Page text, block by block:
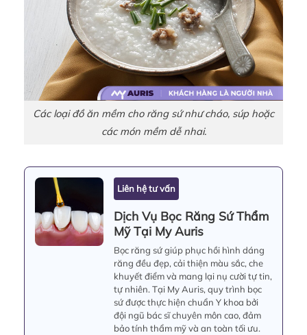
Các loại đồ ăn mềm cho răng sứ như cháo, súp hoặc
các món mềm dễ nhai.
Liên hệ tư vấn
Dịch Vụ Bọc Răng Sứ Thẩm
Mỹ Tại My Auris
Bọc răng sứ giúp phục hồi hình dáng
răng đều đẹp, cải thiện màu sắc, che
khuyết điểm và mang lại nụ cười tự tin,
tự nhiên. Tại My Auris, quy trình bọc
sứ được thực hiện chuẩn Y khoa bởi
đội ngũ bác sĩ chuyên môn cao, đảm
bảo tính thẩm mỹ và an toàn tối ưu.